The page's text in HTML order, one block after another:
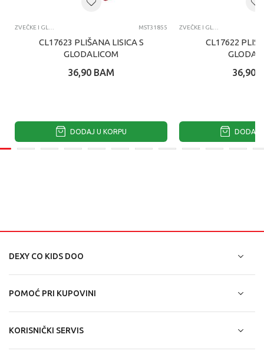
ZVEČKE I GLODALICE MST31855
CL17623 PLIŠANA LISICA S
GLODALICOM
36,90 BAM
DODAJ U KORPU
ZVEČKE I GLODALICE
CL17622
36,90
DODAJ
DEXY CO KIDS DOO
POMOĆ PRI KUPOVINI
KORISNIČKI SERVIS